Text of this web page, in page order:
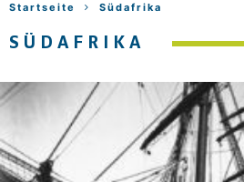
Startseite Südafrika
SÜDAFRIKA